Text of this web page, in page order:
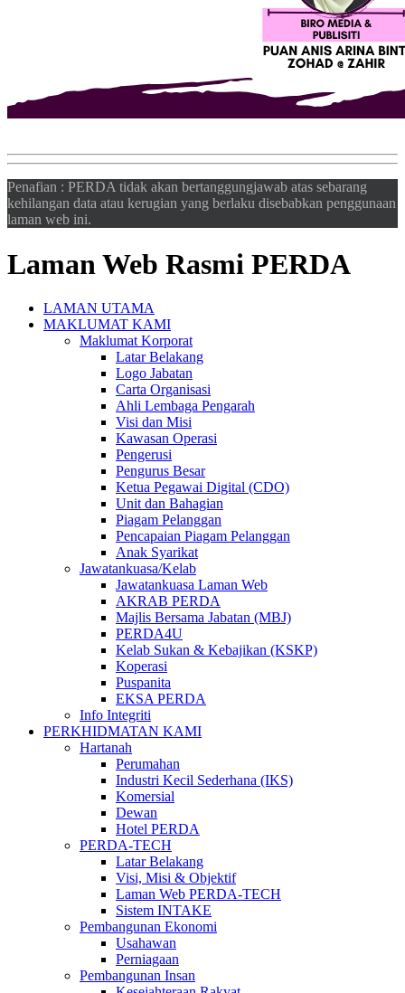
Penafian : PERDA tidak akan bertanggungjawab atas sebarang
kehilangan data atau kerugian yang berlaku disebabkan penggunaan
laman web ini.
Laman Web Rasmi PERDA
LAMAN UTAMA
MAKLUMAT KAMI
Maklumat Korporat
Latar Belakang
Logo Jabatan
Carta Organisasi
Ahli Lembaga Pengarah
Visi dan Misi
Kawasan Operasi
Pengerusi
Pengurus Besar
Ketua Pegawai Digital (CDO)
Unit dan Bahagian
Piagam Pelanggan
Pencapaian Piagam Pelanggan
Anak Syarikat
Jawatankuasa/Kelab
Jawatankuasa Laman Web
AKRAB PERDA
Majlis Bersama Jabatan (MBJ)
PERDA4U
Kelab Sukan & Kebajikan (KSKP)
Koperasi
Puspanita
EKSA PERDA
Info Integriti
PERKHIDMATAN KAMI
Hartanah
Perumahan
Industri Kecil Sederhana (IKS)
Komersial
Dewan
Hotel PERDA
PERDA-TECH
Latar Belakang
Visi, Misi & Objektif
Laman Web PERDA-TECH
Sistem INTAKE
Pembangunan Ekonomi
Usahawan
Perniagaan
Pembangunan Insan